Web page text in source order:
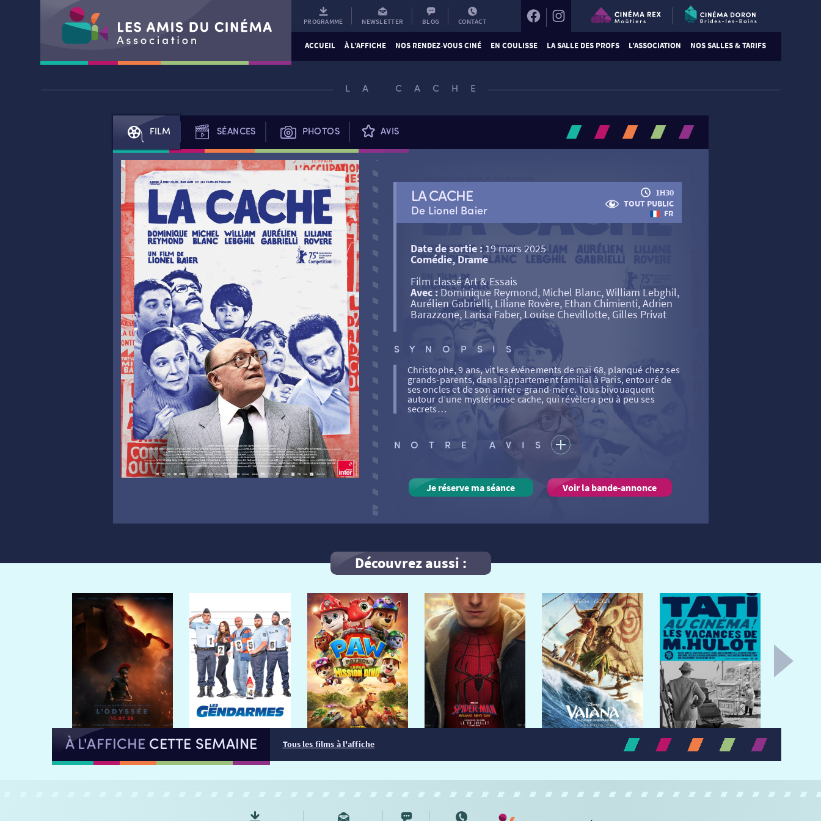
PROGRAMME NEWSLETTER BLOG CONTACT
ACCUEIL À L’AFFICHE NOS RENDEZ-VOUS CINÉ EN COULISSE LA SALLE DES PROFS L’ASSOCIATION NOS SALLES & TARIFS
LA CACHE
FILM SÉANCES PHOTOS AVIS
LA CACHE
De Lionel Baier
1H30
TOUT PUBLIC
FR
Date de sortie :19 mars 2025
Comédie, Drame
Film classé Art & Essais
Avec :Dominique Reymond, Michel Blanc, William Lebghil,
Aurélien Gabrielli, Liliane Rovère, Ethan Chimienti, Adrien
Barazzone, Larisa Faber, Louise Chevillotte, Gilles Privat
SYNOPSIS
Christophe, 9 ans, vit les événements de mai 68, planqué chez ses
grands-parents, dans l’appartement familial à Paris, entouré de
ses oncles et de son arrière-grand-mère. Tous bivouaquent
autour d’une mystérieuse cache, qui révèlera peu à peu ses
secrets…
NOTRE AVIS
Je réserve ma séance Voir la bande-annonce
Découvrez aussi :
À L'AFFICHE CETTE SEMAINE Tous les films à l'affiche